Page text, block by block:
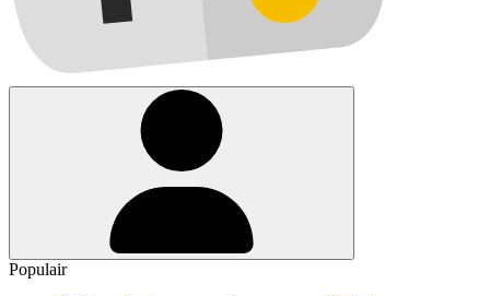
Populair